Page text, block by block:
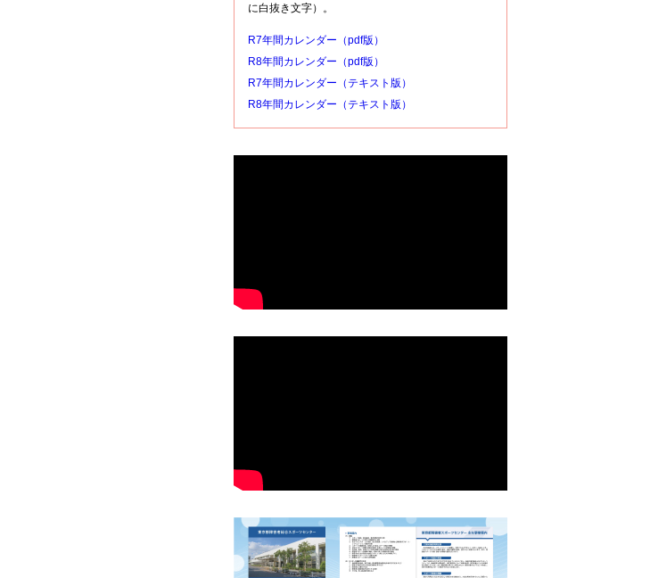
に白抜き文字）。
R7年間カレンダー（pdf版）
R8年間カレンダー（pdf版）
R7年間カレンダー（テキスト版）
R8年間カレンダー（テキスト版）